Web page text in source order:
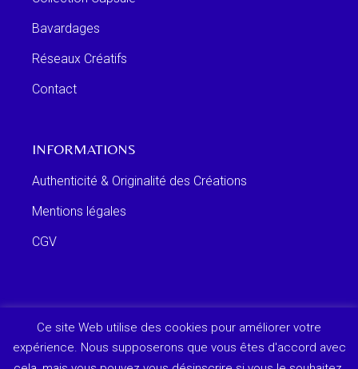
Bavardages
Réseaux Créatifs
Contact
INFORMATIONS
Authenticité & Originalité des Créations
Mentions légales
CGV
Ce site Web utilise des cookies pour améliorer votre
expérience. Nous supposerons que vous êtes d'accord avec